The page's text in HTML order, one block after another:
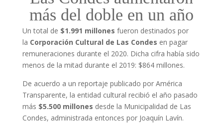
más del doble en un año
Un total de $1.991 millones fueron destinados por
la Corporación Cultural de Las Condes en pagar
remuneraciones durante el 2020. Dicha cifra había sido
menos de la mitad durante el 2019: $864 millones.
De acuerdo a un reportaje publicado por América
Transparente, la entidad cultural recibió el año pasado
más $5.500 millones desde la Municipalidad de Las
Condes, administrada entonces por Joaquín Lavín.